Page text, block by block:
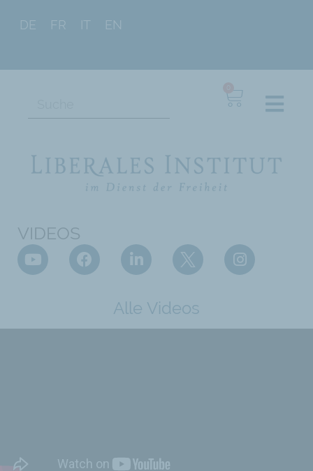
DE FR IT EN
VIDEOS
Alle Videos